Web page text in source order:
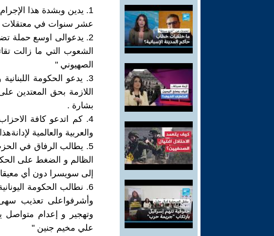
1. يدين وبشدة هذا
عشر سنوات في معتقلات
2. يدعوالى اوسع حملة
الشعوب التي ما زالت
الصهيوني "
3. يدعو الحكومة
اللازمة بحق المعتدين
بشارة .
4. كم اتدعو كافة الاحزاب
والعربية والعالمية
5. يطالب الرفاق في الحزب
الظالم و الضغط على
إلى سويسرا دون أي
6. نطالب الحكومة
وأشرفواعلى تعذيب سهى
وتهجير و إعدام
علي مخيم جنين "